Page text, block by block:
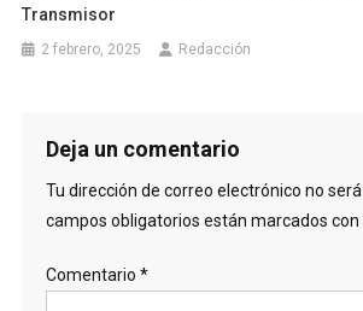
Transmisor
2 febrero, 2025 Redacción
Deja un comentario
Tu dirección de correo electrónico no
campos obligatorios están marcados con
Comentario *